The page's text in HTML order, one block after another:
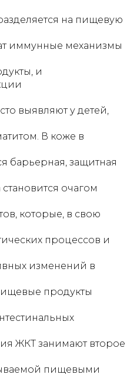
на пищевую
иммунные механизмы
и
выявляют у детей,
В коже в
барьерная, защитная
очагом
которые, в свою
процессов и
изменений в
продукты
ЖКТ занимают второе
пищевыми